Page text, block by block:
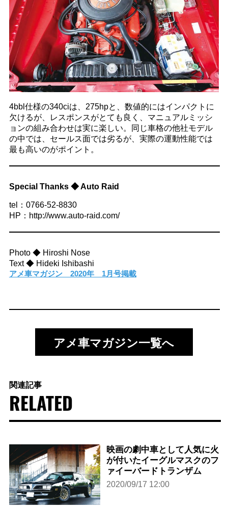
4bbl仕様の340ciは、275hpと、数値的にはインパクトに
欠けるが、レスポンスがとても良く、マニュアルミッシ
ョンの組み合わせは実に楽しい。同じ車格の他社モデル
の中では、セールス面では劣るが、実際の運動性能では
最も高いのがポイント。
Special Thanks ◆ Auto Raid
tel：0766-52-8830
HP：http://www.auto-raid.com/
Photo ◆ Hiroshi Nose
Text ◆ Hideki Ishibashi
アメ車マガジン 2020年 1月号掲載
アメ車マガジン一覧へ
関連記事
RELATED
映画の劇中車として人気に火
が付いたイーグルマスクのフ
ァイーバードトランザム
2020/09/17 12:00